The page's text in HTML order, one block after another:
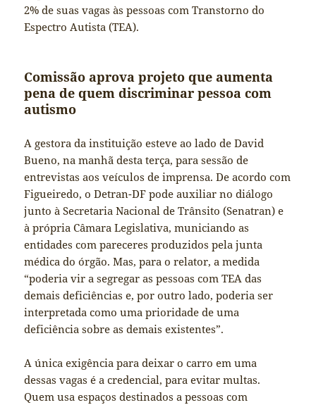
2% de suas vagas às pessoas com Transtorno do
Espectro Autista (TEA).
Comissão aprova projeto que aumenta
pena de quem discriminar pessoa com
autismo
A gestora da instituição esteve ao lado de David
Bueno, na manhã desta terça, para sessão de
entrevistas aos veículos de imprensa. De acordo com
Figueiredo, o Detran-DF pode auxiliar no diálogo
junto à Secretaria Nacional de Trânsito (Senatran) e
à própria Câmara Legislativa, municiando as
entidades com pareceres produzidos pela junta
médica do órgão. Mas, para o relator, a medida
“poderia vir a segregar as pessoas com TEA das
demais deficiências e, por outro lado, poderia ser
interpretada como uma prioridade de uma
deficiência sobre as demais existentes”.
A única exigência para deixar o carro em uma
dessas vagas é a credencial, para evitar multas.
Quem usa espaços destinados a pessoas com